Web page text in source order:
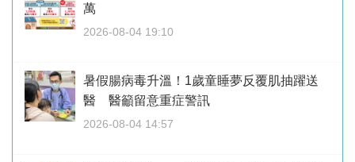
萬
2026-08-04 19:10
暑假腸病毒升溫！1歲童睡夢反覆肌抽躍送
醫 醫籲留意重症警訊
2026-08-04 14:57